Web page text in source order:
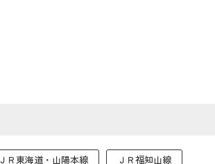
ＪＲ東海道・山陽本線 ＪＲ福知山線